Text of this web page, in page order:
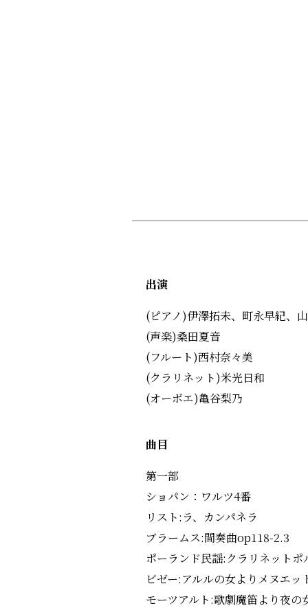
出演
(ピアノ)伊澤拓未、町永早紀、
(声楽)桑田夏音
(フルート)西村奈々美
(クラリネット)米光日和
(オーボエ)亀谷梨乃
曲目
第一部
ショパン：ワルツ4番
リスト:ラ、カンパネラ
ブラームス:間奏曲op118-2.3
ポーランド民謡:クラリネットポ
ビゼー:アルルの女よりメヌエッ
モーツアルト:歌劇魔笛より夜の